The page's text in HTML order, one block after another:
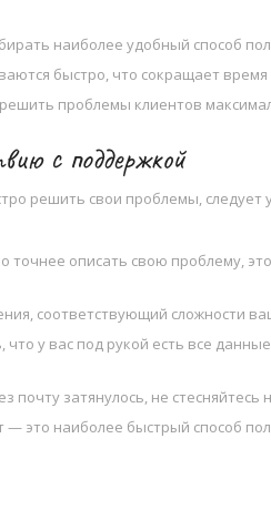
наиболее удобный способ
быстро, что сокращает
проблемы клиентов
с поддержкой
решить свои проблемы, следует
точнее описать свою проблему,
соответствующий сложности
что у вас под рукой есть все
почту затянулось, не стесняйтесь
— это наиболее быстрый способ